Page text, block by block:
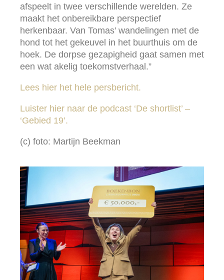
afspeelt in twee verschillende werelden. Ze
maakt het onbereikbare perspectief
herkenbaar. Van Tomas’ wandelingen met de
hond tot het gekeuvel in het buurthuis om de
hoek. De dorpse gezapigheid gaat samen met
een wat akelig toekomstverhaal.”
Lees hier het hele persbericht.
Luister hier naar de podcast ‘De shortlist’ –
‘Gebied 19’.
(c) foto: Martijn Beekman